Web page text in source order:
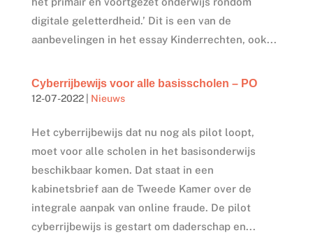
digitale geletterdheid.’ Dit is een van de
aanbevelingen in het essay Kinderrechten, ook...
Cyberrijbewijs voor alle basisscholen – PO
12-07-2022| Nieuws
Het cyberrijbewijs dat nu nog als pilot loopt,
moet voor alle scholen in het basisonderwijs
beschikbaar komen. Dat staat in een
kabinetsbrief aan de Tweede Kamer over de
integrale aanpak van online fraude. De pilot
cyberrijbewijs is gestart om daderschap en...